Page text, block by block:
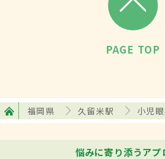
PAGE TOP
福岡県 久留米駅 小児
悩みに寄り添うアプ